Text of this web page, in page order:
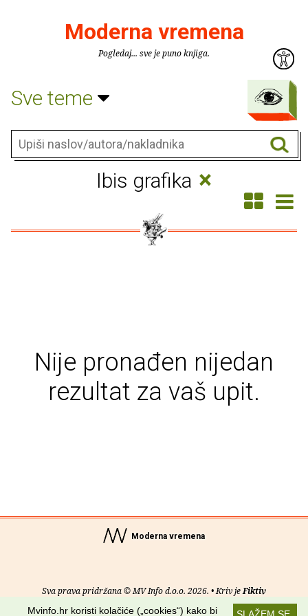
Moderna vremena
Pogledaj... sve je puno knjiga.
Sve teme
Ibis grafika ×
Nije pronađen nijedan
rezultat za vaš upit.
Moderna vremena
Sva prava pridržana © MV Info d.o.o. 2026. • Kriv jeFiktiv
Mvinfo.hr koristi kolačiće („cookies“) kako bi